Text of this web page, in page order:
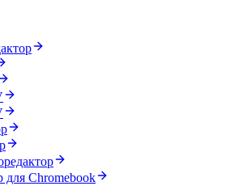
для Chromebook